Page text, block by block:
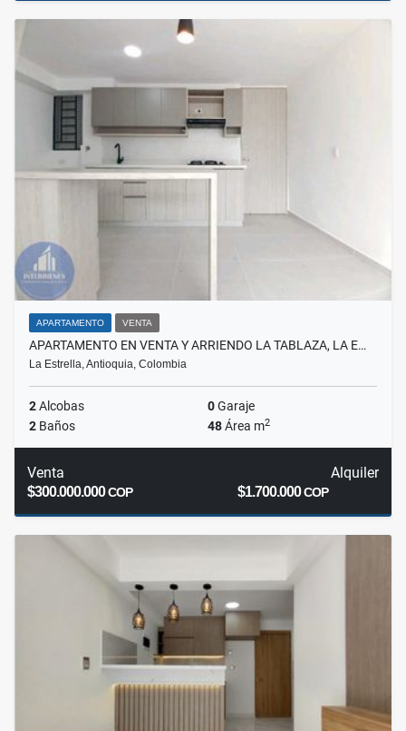
APARTAMENTO VENTA
APARTAMENTO EN VENTA Y ARRIENDO LA TABLAZA, LA E…
La Estrella, Antioquia, Colombia
2Alcobas 0Garaje
2 Baños 48Área m2
Venta
$300.000.000COP
Alquiler
$1.700.000COP